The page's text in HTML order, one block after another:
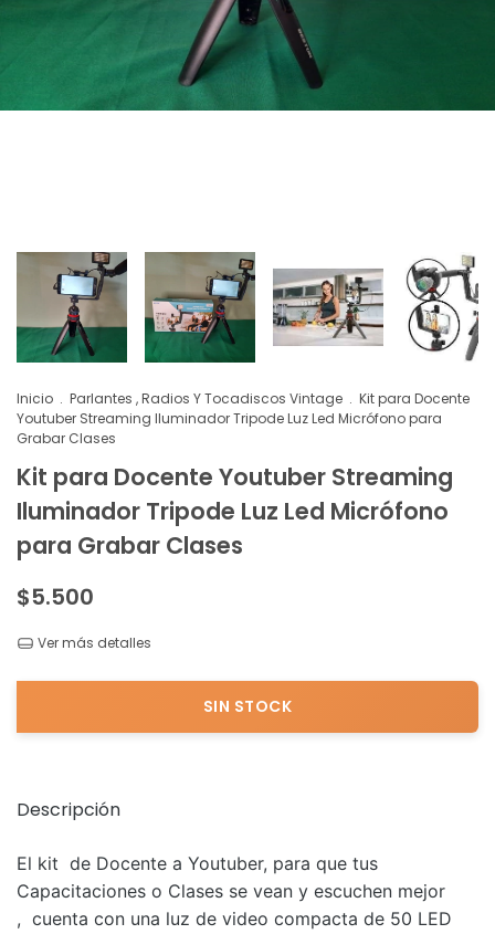
Inicio . Parlantes , Radios Y Tocadiscos Vintage . Kit para Docente
Youtuber Streaming Iluminador Tripode Luz Led Micrófono para
Grabar Clases
Kit para Docente Youtuber Streaming
Iluminador Tripode Luz Led Micrófono
para Grabar Clases
$5.500
Ver más detalles
Descripción
El kit de Docente a Youtuber, para que tus
Capacitaciones o Clases se vean y escuchen mejor
, cuenta con una luz de video compacta de 50 LED